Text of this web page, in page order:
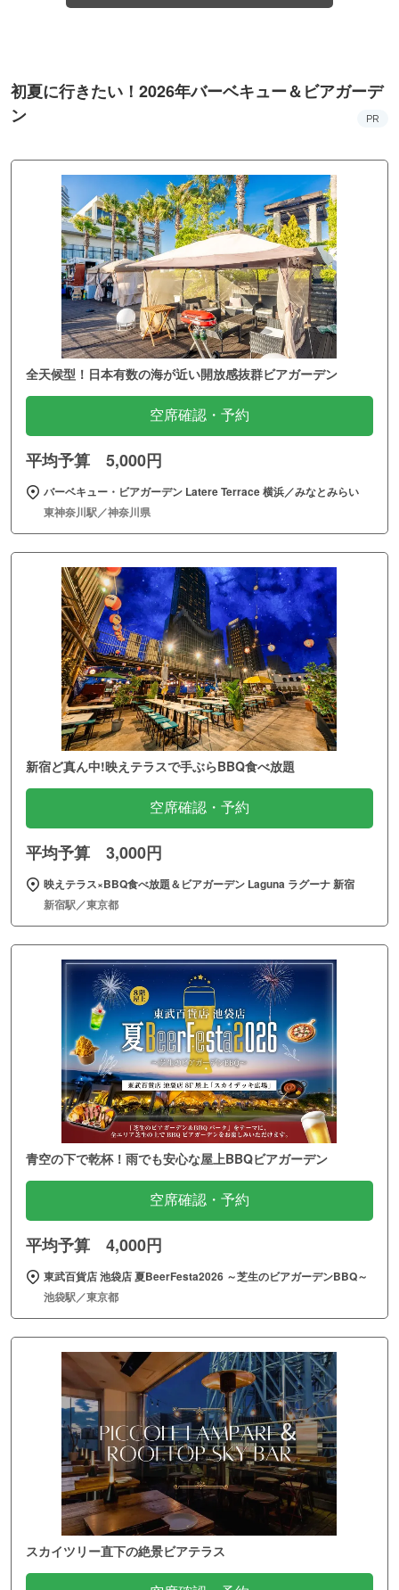
初夏に行きたい！2026年バーベキュー＆ビアガーデ
ン
PR
全天候型！日本有数の海が近い開放感抜群ビアガーデン
空席確認・予約
平均予算 5,000円
バーベキュー・ビアガーデン Latere Terrace 横浜／みなとみらい
東神奈川駅／神奈川県
新宿ど真ん中!映えテラスで手ぶらBBQ食べ放題
空席確認・予約
平均予算 3,000円
映えテラス×BBQ食べ放題＆ビアガーデン Laguna ラグーナ 新宿
新宿駅／東京都
青空の下で乾杯！雨でも安心な屋上BBQビアガーデン
空席確認・予約
平均予算 4,000円
東武百貨店 池袋店 夏BeerFesta2026 ～芝生のビアガーデンBBQ～
池袋駅／東京都
スカイツリー直下の絶景ビアテラス